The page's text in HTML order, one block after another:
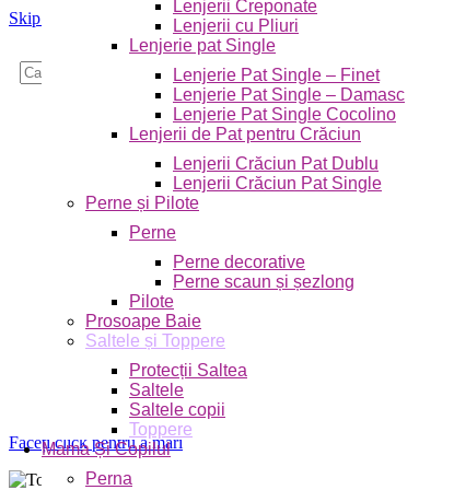
Skip to navigation Skip to main content
Caută
Lenjerii Creponate
Lenjerii cu Pliuri
Lenjerie pat Single
Lenjerie Pat Single – Finet
Lenjerie Pat Single – Damasc
Lenjerie Pat Single Cocolino
Lenjerii de Pat pentru Crăciun
Lenjerii Crăciun Pat Dublu
Lenjerii Crăciun Pat Single
Perne și Pilote
Perne
Perne decorative
Perne scaun și șezlong
Pilote
Prosoape Baie
Saltele și Toppere
Protecții Saltea
Saltele
Saltele copii
Toppere
Mama Și Copilul
Perna
Faceți click pentru a mări